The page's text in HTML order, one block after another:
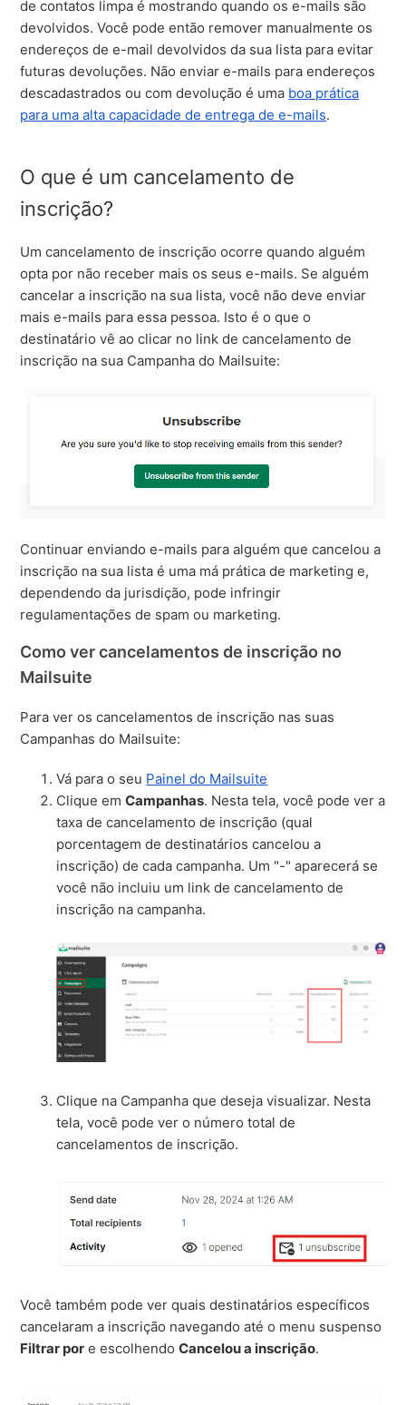
de contatos limpa é mostrando quando os e-mails são
devolvidos. Você pode então remover manualmente os
endereços de e-mail devolvidos da sua lista para evitar
futuras devoluções. Não enviar e-mails para endereços
descadastrados ou com devolução é uma boa prática
para uma alta capacidade de entrega de e-mails.
O que é um cancelamento de
inscrição?
Um cancelamento de inscrição ocorre quando alguém
opta por não receber mais os seus e-mails. Se alguém
cancelar a inscrição na sua lista, você não deve enviar
mais e-mails para essa pessoa. Isto é o que o
destinatário vê ao clicar no link de cancelamento de
inscrição na sua Campanha do Mailsuite:
Continuar enviando e-mails para alguém que cancelou a
inscrição na sua lista é uma má prática de marketing e,
dependendo da jurisdição, pode infringir
regulamentações de spam ou marketing.
Como ver cancelamentos de inscrição no
Mailsuite
Para ver os cancelamentos de inscrição nas suas
Campanhas do Mailsuite:
Vá para o seu Painel do Mailsuite
Clique emCampanhas. Nesta tela, você pode ver a
taxa de cancelamento de inscrição (qual
porcentagem de destinatários cancelou a
inscrição) de cada campanha. Um "-" aparecerá se
você não incluiu um link de cancelamento de
inscrição na campanha.
Clique na Campanha que deseja visualizar. Nesta
tela, você pode ver o número total de
cancelamentos de inscrição.
Você também pode ver quais destinatários específicos
cancelaram a inscrição navegando até o menu suspenso
Filtrar por e escolhendoCancelou a inscrição.